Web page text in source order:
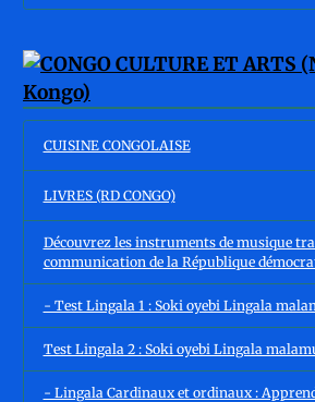
CUISINE CONGOLAISE
LIVRES (RD CONGO)
Découvrez les instruments de musique
communication de la République
- Test Lingala 1 : Soki oyebi Lingala
Test Lingala 2 : Soki oyebi Lingala
- Lingala Cardinaux et ordinaux :